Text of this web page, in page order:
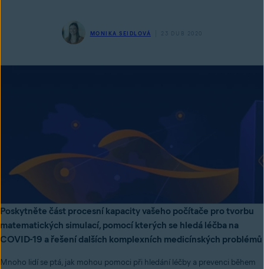
MONIKA SEIDLOVÁ 23 DUB 2020
Poskytněte část procesní kapacity vašeho počítače pro tvorbu
matematických simulací, pomocí kterých se hledá léčba na
COVID-19 a řešení dalších komplexních medicínských problémů
Mnoho lidí se ptá, jak mohou pomoci při hledání léčby a prevenci během